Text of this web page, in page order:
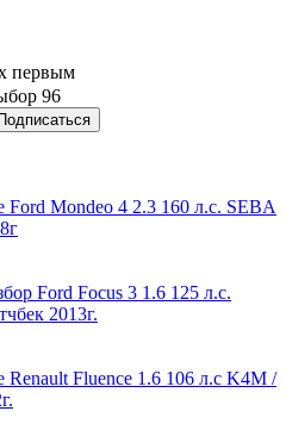
первым
96
Ford Mondeo 4 2.3 160 л.с. SEBA
Ford Focus 3 1.6 125 л.с.
2013г.
Renault Fluence 1.6 106 л.с K4M /